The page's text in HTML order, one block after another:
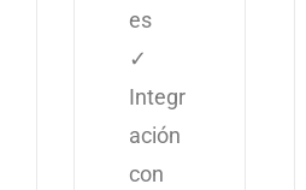
es
✓
Integr
ación
con